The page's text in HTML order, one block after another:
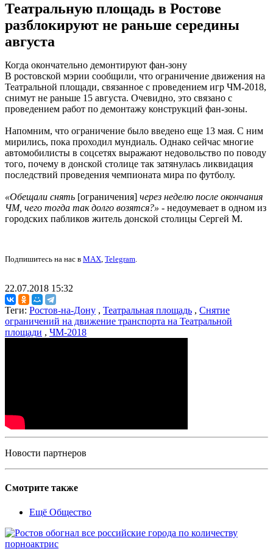
Театральную площадь в Ростове
разблокируют не раньше середины
августа
Когда окончательно демонтируют фан-зону
В ростовской мэрии сообщили, что ограничение движения на
Театральной площади, связанное с проведением игр ЧМ-2018,
снимут не раньше 15 августа. Очевидно, это связано с
проведением работ по демонтажу конструкций фан-зоны.
Напомним, что ограничение было введено еще 13 мая. С ним
мирились, пока проходил мундиаль. Однако сейчас многие
автомобилисты в соцсетях выражают недовольство по поводу
того, почему в донской столице так затянулась ликвидация
последствий проведения чемпионата мира по футболу.
«Обещали снять [ограничения] через неделю после окончания
ЧМ, чего тогда так долго возятся?» - недоумевает в одном из
городских пабликов житель донской столицы Сергей М.
Подпишитесь на нас в MAX, Telegram.
22.07.2018 15:32
Теги: Ростов-на-Дону , Театральная площадь , Снятие
ограничений на движение транспорта на Театральной
площади , ЧМ-2018
Новости партнеров
Смотрите также
Ещё Общество